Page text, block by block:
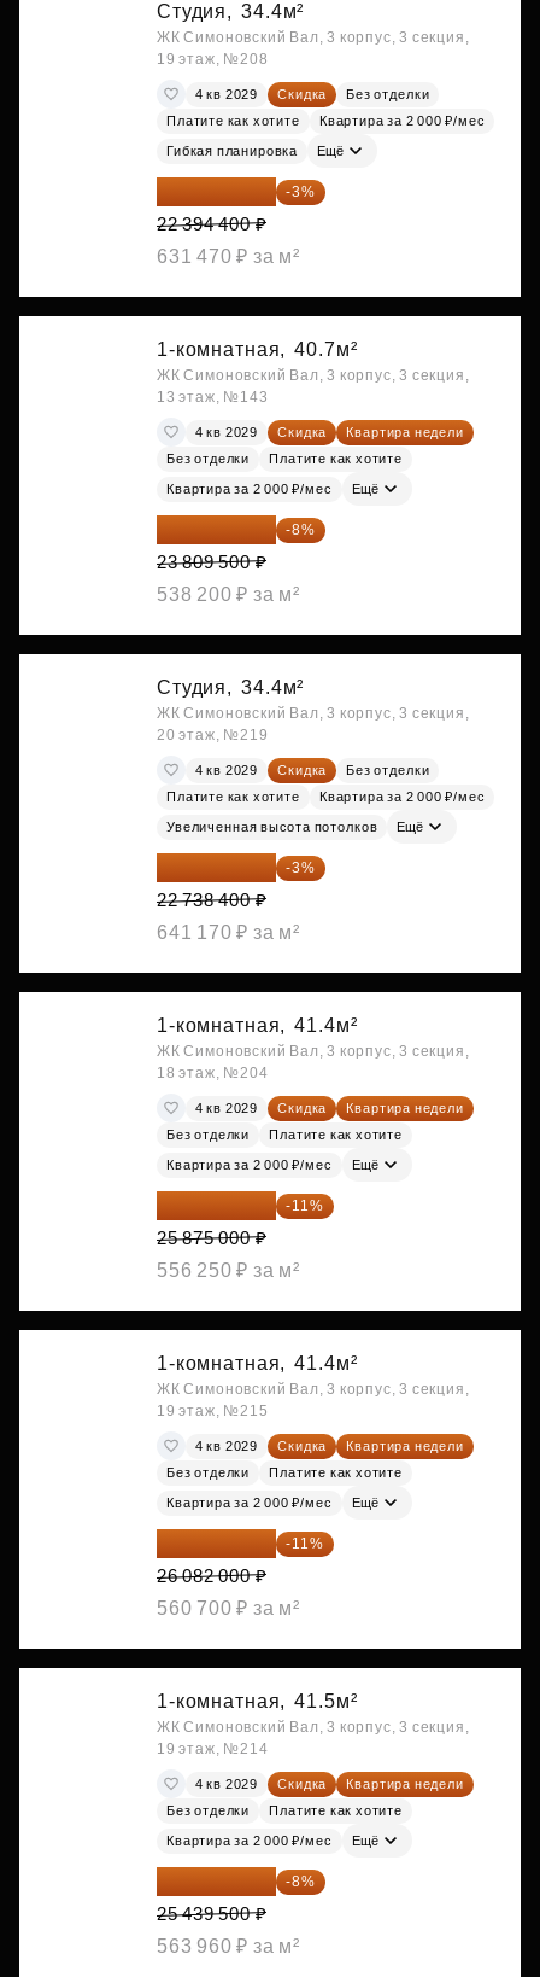
Студия, 34.4м²
ЖК Симоновский Вал, 3 корпус, 3 секция,
19 этаж, №208
4 кв 2029 Скидка
Без отделки
Платите как хотите
Квартира за 2 000 ₽/мес
Гибкая планировка Ещё
21 722 568 ₽ -3%
22 394 400 ₽
631 470 ₽ за м²
1-комнатная, 40.7м²
ЖК Симоновский Вал, 3 корпус, 3 секция,
13 этаж, №143
4 кв 2029 Скидка
Квартира недели
Без отделки
Платите как хотите
Квартира за 2 000 ₽/мес Ещё
21 904 740 ₽ -8%
23 809 500 ₽
538 200 ₽ за м²
Студия, 34.4м²
ЖК Симоновский Вал, 3 корпус, 3 секция,
20 этаж, №219
4 кв 2029 Скидка
Без отделки
Платите как хотите
Квартира за 2 000 ₽/мес
Увеличенная высота потолков Ещё
22 056 248 ₽ -3%
22 738 400 ₽
641 170 ₽ за м²
1-комнатная, 41.4м²
ЖК Симоновский Вал, 3 корпус, 3 секция,
18 этаж, №204
4 кв 2029 Скидка
Квартира недели
Без отделки
Платите как хотите
Квартира за 2 000 ₽/мес Ещё
23 028 750 ₽ -11%
25 875 000 ₽
556 250 ₽ за м²
1-комнатная, 41.4м²
ЖК Симоновский Вал, 3 корпус, 3 секция,
19 этаж, №215
4 кв 2029 Скидка
Квартира недели
Без отделки
Платите как хотите
Квартира за 2 000 ₽/мес Ещё
23 212 980 ₽ -11%
26 082 000 ₽
560 700 ₽ за м²
1-комнатная, 41.5м²
ЖК Симоновский Вал, 3 корпус, 3 секция,
19 этаж, №214
4 кв 2029 Скидка
Квартира недели
Без отделки
Платите как хотите
Квартира за 2 000 ₽/мес Ещё
23 404 340 ₽ -8%
25 439 500 ₽
563 960 ₽ за м²